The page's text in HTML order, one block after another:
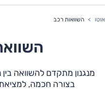
אוטו השוואות רכב
מנגנון מתקדם להשוואה בין
בצורה חכמה,